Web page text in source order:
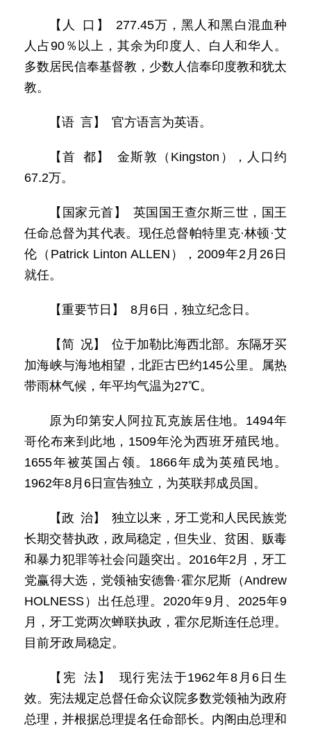
【人 口】 277.45万，黑人和黑白混血种
人占90％以上，其余为印度人、白人和华人。
多数居民信奉基督教，少数人信奉印度教和犹太
教。
【语 言】 官方语言为英语。
【首 都】 金斯敦（Kingston），人口约
67.2万。
【国家元首】 英国国王查尔斯三世，国王
任命总督为其代表。现任总督帕特里克·林顿·艾
伦（Patrick Linton ALLEN），2009年2月26日
就任。
【重要节日】 8月6日，独立纪念日。
【简 况】 位于加勒比海西北部。东隔牙买
加海峡与海地相望，北距古巴约145公里。属热
带雨林气候，年平均气温为27℃。
原为印第安人阿拉瓦克族居住地。1494年
哥伦布来到此地，1509年沦为西班牙殖民地。
1655年被英国占领。1866年成为英殖民地。
1962年8月6日宣告独立，为英联邦成员国。
【政 治】 独立以来，牙工党和人民民族党
长期交替执政，政局稳定，但失业、贫困、贩毒
和暴力犯罪等社会问题突出。2016年2月，牙工
党赢得大选，党领袖安德鲁·霍尔尼斯（Andrew
HOLNESS）出任总理。2020年9月、2025年9
月，牙工党两次蝉联执政，霍尔尼斯连任总理。
目前牙政局稳定。
【宪 法】 现行宪法于1962年8月6日生
效。宪法规定总督任命众议院多数党领袖为政府
总理，并根据总理提名任命部长。内阁由总理和